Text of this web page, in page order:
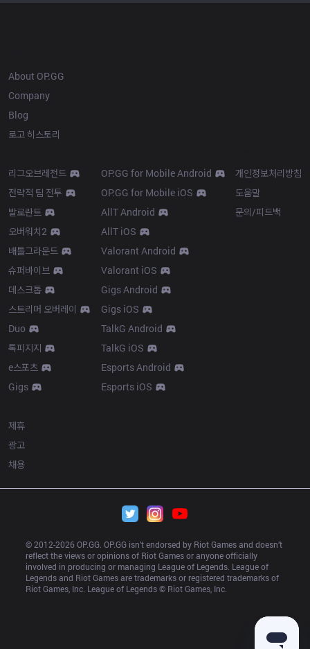
About OP.GG
Company
Blog
로고 히스토리
리그오브레전드
전략적 팀 전투
발로란트
오버워치2
배틀그라운드
슈퍼바이브
데스크톱
스트리머 오버레이
Duo
톡피지지
e스포츠
Gigs
OP.GG for Mobile Android
OP.GG for Mobile iOS
AllT Android
AllT iOS
Valorant Android
Valorant iOS
Gigs Android
Gigs iOS
TalkG Android
TalkG iOS
Esports Android
Esports iOS
개인정보처리방침
도움말
문의/피드백
제휴
광고
채용
© 2012-2026 OP.GG. OP.GG isn’t endorsed by Riot Games and doesn’t
reflect the views or opinions of Riot Games or anyone officially
involved in producing or managing League of Legends. League of
Legends and Riot Games are trademarks or registered trademarks of
Riot Games, Inc. League of Legends © Riot Games, Inc.